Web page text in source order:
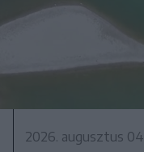
2026. augusztus